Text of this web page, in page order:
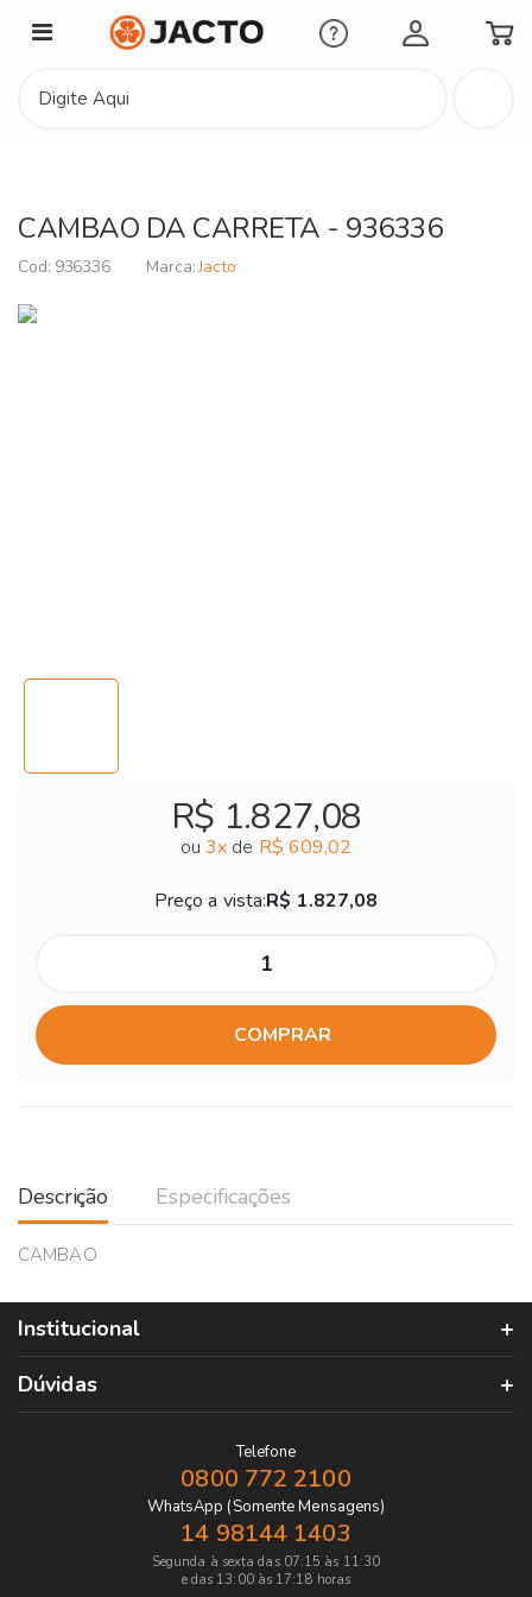
Minha Conta
CAMBAO DA CARRETA - 936336
936336 Jacto
R$ 1.827,08
ou 3x de R$ 609,02
Preço a vista:R$ 1.827,08
COMPRAR
Descrição Especificações
CAMBAO
Institucional
Dúvidas
Telefone
0800 772 2100
WhatsApp (Somente Mensagens)
14 98144 1403
Segunda à sexta das 07:15 às 11:30
e das 13:00 às 17:18 horas